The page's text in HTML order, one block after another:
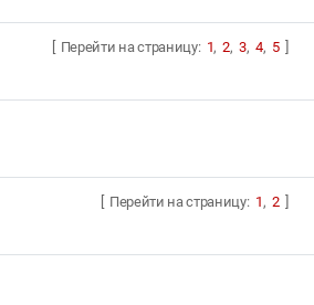
[ Перейти на страницу: 1,2,3, 4, 5]
[ Перейти на страницу: 1, 2]